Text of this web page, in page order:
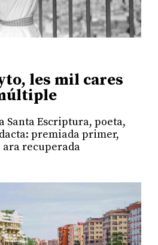
les mil cares
Santa Escriptura, poeta,
premiada primer,
ara recuperada